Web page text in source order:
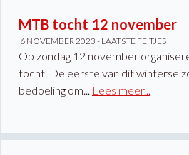
MTB tocht 12 november
6 NOVEMBER 2023 - LAATSTE FEITJES
Op zondag 12 november
tocht. De eerste van dit
bedoeling om... Lees meer...